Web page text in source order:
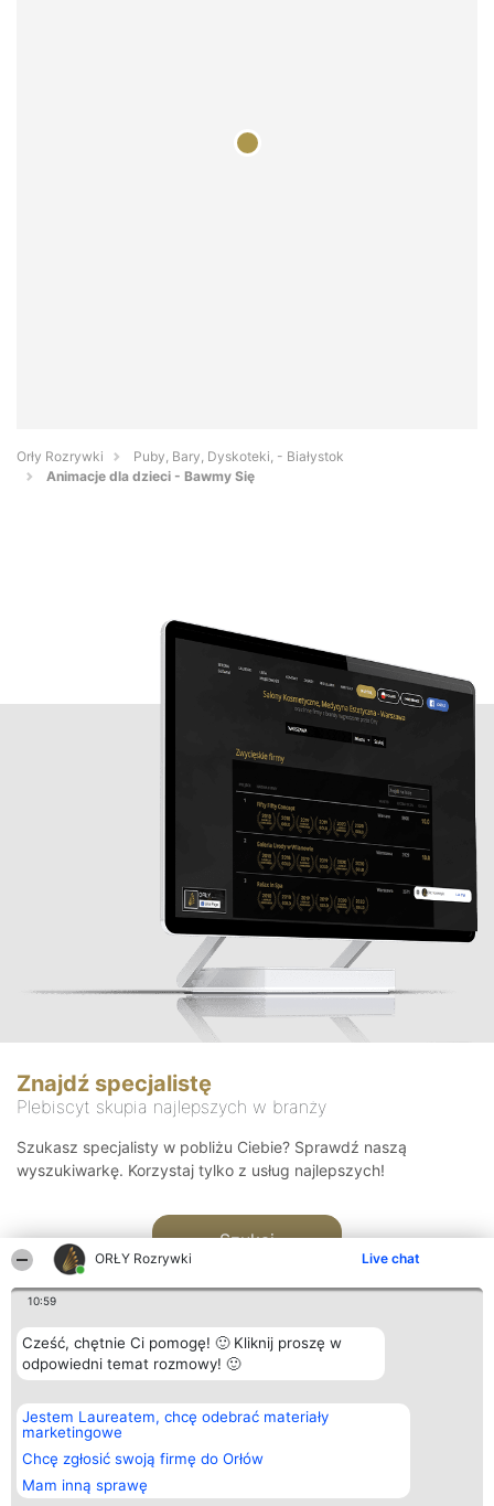
ORŁY Rozrywki Live chat
10:59
Cześć, chętnie Ci pomogę! 🙂 Kliknij proszę w
odpowiedni temat rozmowy! 🙂
Jestem Laureatem, chcę odebrać materiały
marketingowe
Chcę zgłosić swoją firmę do Orłów
Mam inną sprawę
Orły Rozrywki
Puby, Bary, Dyskoteki, - Białystok
Animacje dla dzieci - Bawmy Się
Znajdź specjalistę
Plebiscyt skupia najlepszych w branży
Szukasz specjalisty w pobliżu Ciebie? Sprawdź naszą
wyszukiwarkę. Korzystaj tylko z usług najlepszych!
Szukaj
Organizator plebiscytu
Bright Side Solutions sp. z o.
o. sp. k.
ul. Ruska 22
Wrocław 50-079
KRS 0000749100 | Regon
381313360 | NIP 8943132676
Plebiscyt
Laureaci
wszystkich
Laureatów
Regulamin
Kontakt
Kontakt